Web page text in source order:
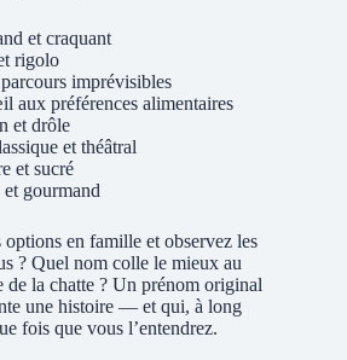
et craquant
rigolo
imprévisibles
aux préférences alimentaires
et drôle
et théâtral
et sucré
gourmand
en famille et observez les
? Quel nom colle le mieux au
de la chatte ? Un prénom original
une histoire — et qui, à long
fois que vous l’entendrez.